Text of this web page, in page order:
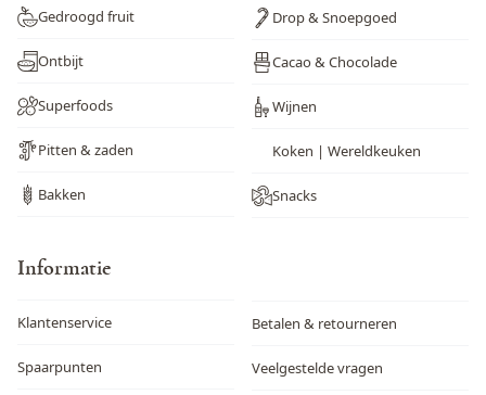
Gedroogd fruit
Ontbijt
Superfoods
Pitten & zaden
Bakken
Drop & Snoepgoed
Cacao & Chocolade
Wijnen
Koken | Wereldkeuken
Snacks
Informatie
Klantenservice
Spaarpunten
Betalen & retourneren
Veelgestelde vragen